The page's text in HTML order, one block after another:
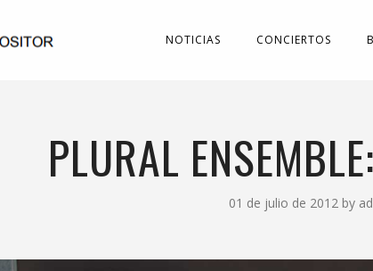
NOTICIAS CONCIERTOS
PLURAL
01 de julio de 2012 by